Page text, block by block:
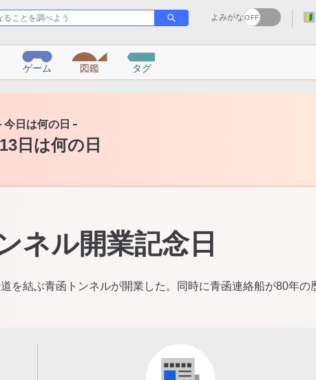
が
す
よみがな
ゲーム 図鑑 タグ
今日は何の日
日は何の日
ネル開業記念日
を結ぶ青函トンネルが開業した。同時に青函連絡船が80年の